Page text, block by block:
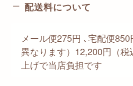
配送料について
メール便275円 ､宅配便
異なります）12,200円（
上げで当店負担です